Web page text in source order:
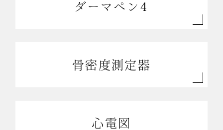
ダーマペン4
骨密度測定器
心電図